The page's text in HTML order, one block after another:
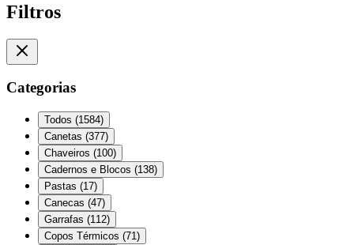
Filtros
Categorias
Todos (1584)
Canetas (377)
Chaveiros (100)
Cadernos e Blocos (138)
Pastas (17)
Canecas (47)
Garrafas (112)
Copos Térmicos (71)